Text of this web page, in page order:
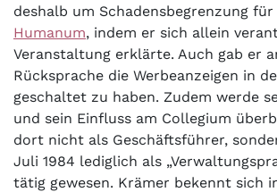
deshalb um Schadensbegrenzung für
Humanum, indem er sich allein
Veranstaltung erklärte. Auch gab er
Rücksprache die Werbeanzeigen in
geschaltet zu haben. Zudem werde
und sein Einfluss am Collegium
dort nicht als Geschäftsführer,
Juli 1984 lediglich als
tätig gewesen. Krämer bekennt sich